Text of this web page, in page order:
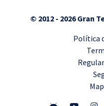
© 2012 - 2026 Gran
Política